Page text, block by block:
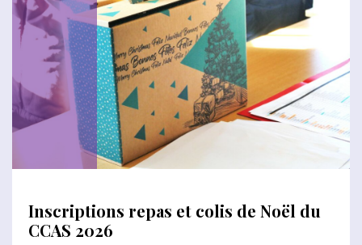
Inscriptions repas et colis de Noël du
CCAS 2026